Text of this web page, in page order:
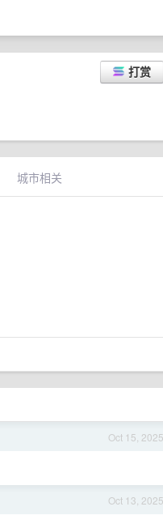
打赏
城市相关
Oct 15, 2025
Oct 13, 2025